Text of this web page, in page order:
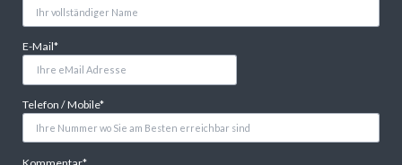
Pflichtfeld
E-Mail*
Pflichtfeld
Telefon / Mobile*
Pflichtfeld